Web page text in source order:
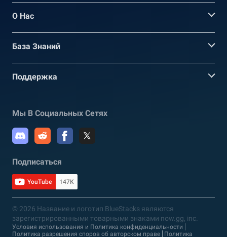
О Нас
База Знаний
Поддержка
Мы В Социальных Сетях
Подписаться
YouTube 147K
© 2026 Название и логотип BlueStacks являются
зарегистрированными товарными знаками now.gg, inc.
Условия использования и Политика конфиденциальности
Политика разрешения споров об авторском праве
Политика